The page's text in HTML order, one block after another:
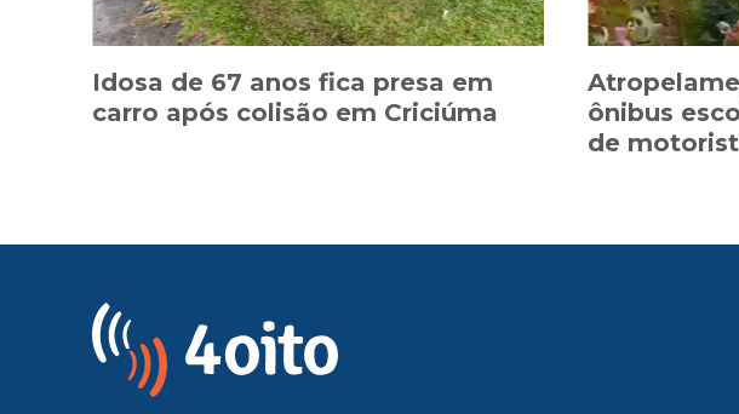
Idosa de 67 anos fica presa em
carro após colisão em Criciúma
ônibus
de